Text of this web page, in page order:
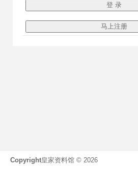
Copyright皇家资料馆 © 2026